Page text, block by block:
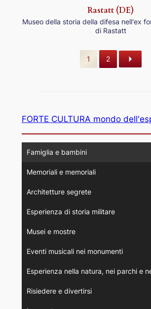
Rastatt (DE)
Museo della storia della difesa nell'ex
di Rastatt
1 2
FORTE CULTURA mondo
Famiglia e bambini
Memoriali e memoriali
Architetture segrete
Esperienza di storia militare
Musei e mostre
Eventi musicali nei monumenti
Esperienza nella natura, nei parchi e
Risiedere e divertirsi